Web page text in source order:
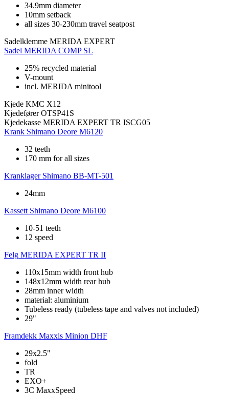
34.9mm diameter
10mm setback
all sizes 30-230mm travel seatpost
Sadelklemme MERIDA EXPERT
Sadel MERIDA COMP SL
25% recycled material
V-mount
incl. MERIDA minitool
Kjede KMC X12
Kjedefører OTSP41S
Kjedekasse MERIDA EXPERT TR ISCG05
Krank Shimano Deore M6120
32 teeth
170 mm for all sizes
Kranklager Shimano BB-MT-501
24mm
Kassett Shimano Deore M6100
10-51 teeth
12 speed
Felg MERIDA EXPERT TR II
110x15mm width front hub
148x12mm width rear hub
28mm inner width
material: aluminium
Tubeless ready (tubeless tape and valves not included)
29"
Framdekk Maxxis Minion DHF
29x2.5"
fold
TR
EXO+
3C MaxxSpeed